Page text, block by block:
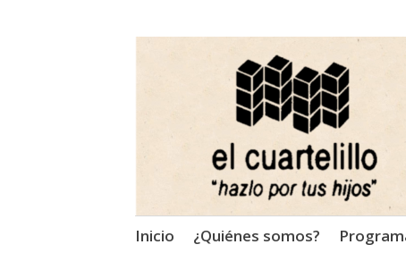
El Cuartelillo
Programa de radio de
Saltar
Inicio ¿Quiénes somos?